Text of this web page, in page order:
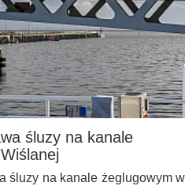
śluzy na kanale
śluzy na kanale żeglugowym w